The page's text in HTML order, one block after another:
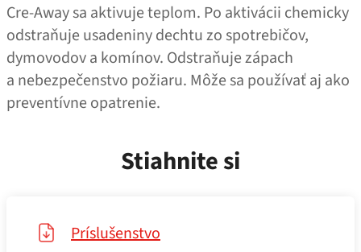
Cre-Away sa aktivuje teplom. Po aktivácii chemicky
odstraňuje usadeniny dechtu zo spotrebičov,
dymovodov a komínov. Odstraňuje zápach
a nebezpečenstvo požiaru. Môže sa používať aj ako
preventívne opatrenie.
Stiahnite si
Príslušenstvo